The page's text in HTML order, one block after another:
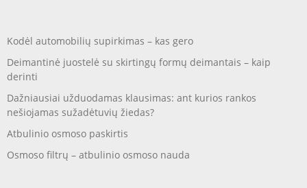
Kodėl automobilių supirkimas – kas gero
Deimantinė juostelė su skirtingų formų deimantais – kaip
derinti
Dažniausiai užduodamas klausimas: ant kurios rankos
nešiojamas sužadėtuvių žiedas?
Atbulinio osmoso paskirtis
Osmoso filtrų – atbulinio osmoso nauda